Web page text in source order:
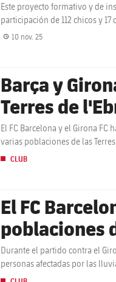
Este proyecto formativo y de
participación de 112 chicos y 17
label.share.clock
10 nov. 25
Barça y
Terres de
El FC Barcelona y el Girona
varias poblaciones de las
CLUB
El FC
poblaciones
Alice
Durante el partido contra el
personas afectadas por las
causado numerosos daños